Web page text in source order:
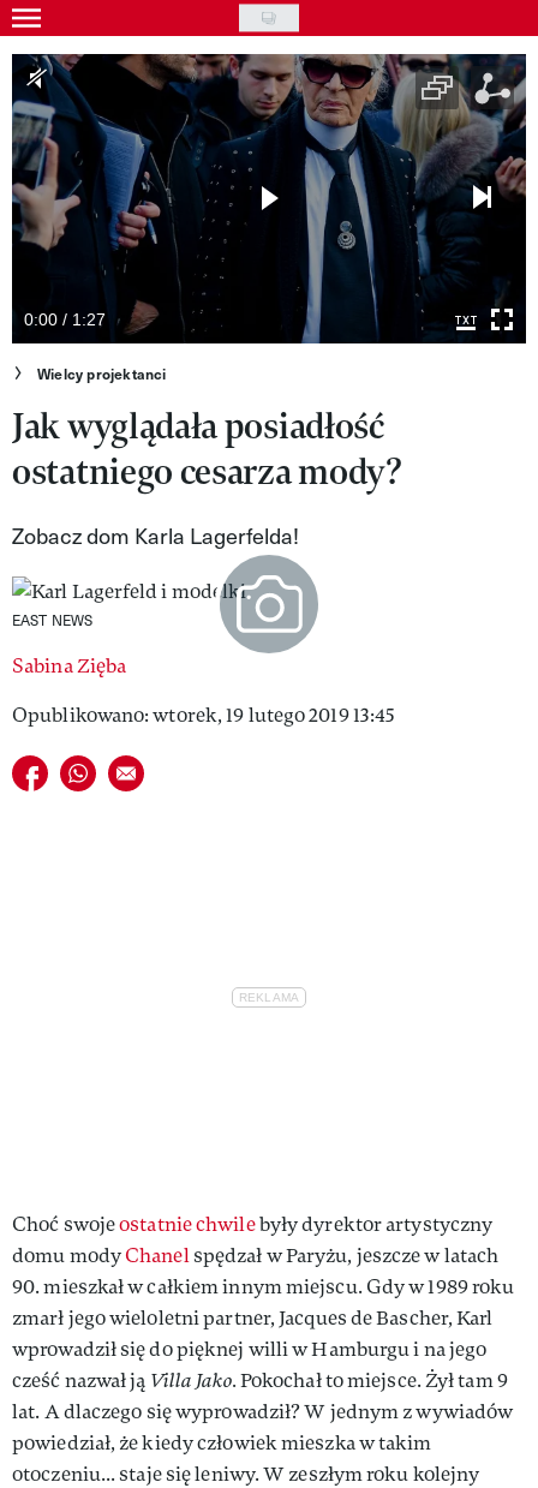
Skip
to
main
content
Gwiazdy
Ludzie
Moda
Uroda
Kultura
Wideo
Nasze akcje
VIVA!ART
VIVA!MAN
VIVA!PEOPLE POWER
VIVA!ITAKA
MAGAZYN VIVA!
0:00 / 1:27
Wielcy projektanci
Jak wyglądała posiadłość
ostatniego cesarza mody?
Zobacz dom Karla Lagerfelda!
EAST NEWS
Sabina Zięba
Opublikowano: wtorek, 19 lutego 2019 13:45
Udostępnij na facebook
Udostępnij na whatsapp
E-mail do przyjaciela
Choć swojeostatnie chwilebyły dyrektor artystyczny
domu modyChanelspędzał w Paryżu, jeszcze w latach
90. mieszkał w całkiem innym miejscu. Gdy w 1989 roku
zmarł jego wieloletni partner, Jacques de Bascher, Karl
wprowadził się do pięknej willi w Hamburgu i na jego
cześć nazwał ją Villa Jako.Pokochał to miejsce. Żył tam 9
lat. A dlaczego się wyprowadził? W jednym z wywiadów
powiedział, że kiedy człowiek mieszka w takim
otoczeniu... staje się leniwy. W zeszłym roku kolejny